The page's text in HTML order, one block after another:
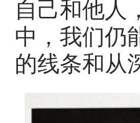
自己和他
中，我们仍
的线条和从